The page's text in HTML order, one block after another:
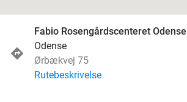
Fabio Rosengårdscenteret Odense
Odense
Ørbækvej 75
Rutebeskrivelse